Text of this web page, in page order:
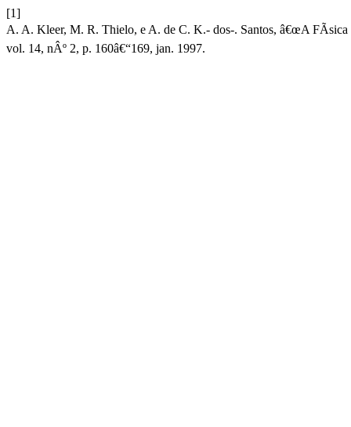
[1]
A. A. Kleer, M. R. Thielo, e A. de C. K.- dos-. Santos, â€œA FÃ­sica
vol. 14, nÂº 2, p. 160â€“169, jan. 1997.